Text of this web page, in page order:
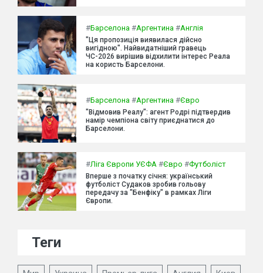
#Барселона #Аргентина #Англія
"Ця пропозиція виявилася дійсно
вигідною". Найвидатніший гравець
ЧС-2026 вирішив відхилити інтерес Реала
на користь Барселони.
#Барселона #Аргентина #Євро
"Відмовив Реалу": агент Родрі підтвердив
намір чемпіона світу приєднатися до
Барселони.
#Ліга Європи УЄФА #Євро #Футболіст
Вперше з початку січня: український
футболіст Судаков зробив гольову
передачу за "Бенфіку" в рамках Ліги
Європи.
Теги